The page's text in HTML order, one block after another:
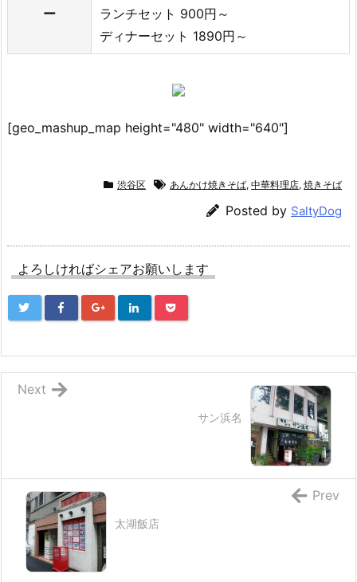
ー
ランチセット 900円～
ディナーセット 1890円～
[geo_mashup_map height="480" width="640"]
渋谷区 あんかけ焼きそば, 中華料理店, 焼きそば
Posted by SaltyDog
よろしければシェアお願いします
サン浜名
Next
太湖飯店
Prev